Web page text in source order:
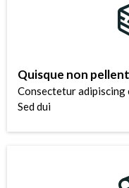
Quisque non
Consectetur adipiscing
Sed dui